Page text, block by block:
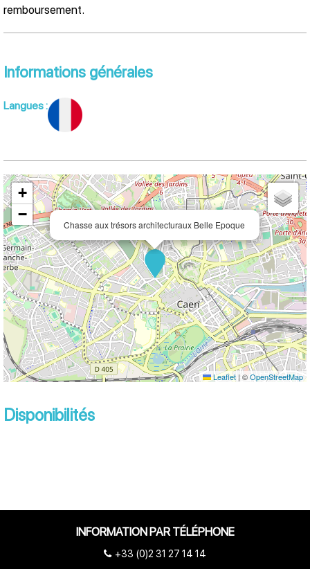
remboursement.
Informations générales
Langues:
Chasse aux trésors architecturaux Belle Epoque
+
−
Leaflet | ©OpenStreetMap
Disponibilités
INFORMATION PAR TÉLÉPHONE
+33 (0)2 31 27 14 14